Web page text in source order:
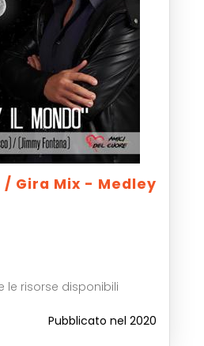
/ Gira Mix - Medley
le risorse disponibili
Pubblicato nel 2020